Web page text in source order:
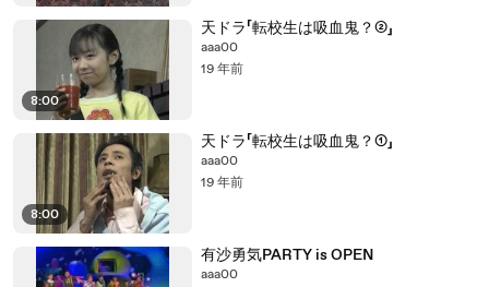
8:00
天ドラ「転校生は吸血鬼？②」
aaa00
19 年前
8:00
天ドラ「転校生は吸血鬼？①」
aaa00
19 年前
有沙勇気PARTY is OPEN
aaa00